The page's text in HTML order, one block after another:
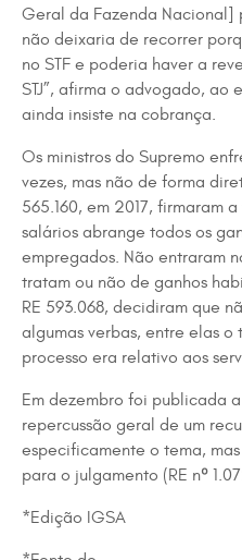
Geral da Fazenda Nacional]
não deixaria de recorrer
no STF e poderia haver a
STJ”, afirma o advogado, ao
ainda insiste na cobrança.
Os ministros do Supremo
vezes, mas não de forma
565.160, em 2017, firmaram
salários abrange todos os
empregados. Não entraram
tratam ou não de ganhos
RE 593.068, decidiram que
algumas verbas, entre elas o
processo era relativo aos
Em dezembro foi publicada
repercussão geral de um
especificamente o tema,
para o julgamento (RE nº
*Edição IGSA